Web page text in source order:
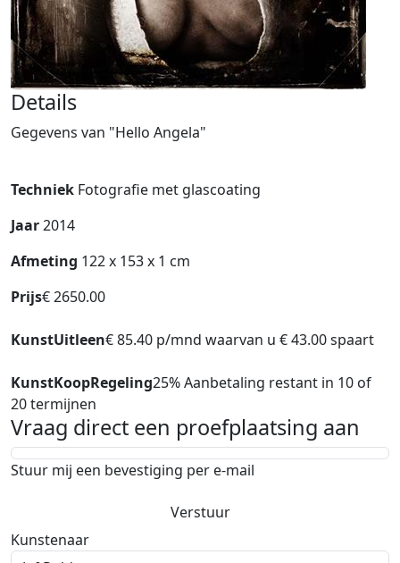
Details
Gegevens van "Hello Angela"
Techniek Fotografie met glascoating
Jaar2014
Afmeting 122 x 153 x 1 cm
Prijs€ 2650.00
KunstUitleen€ 85.40 p/mnd waarvan u € 43.00 spaart
KunstKoopRegeling25% Aanbetaling restant in 10 of
20 termijnen
Vraag direct een proefplaatsing aan
Stuur mij een bevestiging per e-mail
Verstuur
Kunstenaar